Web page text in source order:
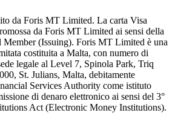
da Foris MT Limited. La carta Visa
da Foris MT Limited ai sensi della
Member (Issuing). Foris MT Limited è una
costituita a Malta, con numero di
legale al Level 7, Spinola Park, Triq
St. Julians, Malta, debitamente
Services Authority come istituto
di denaro elettronico ai sensi del 3°
Act (Electronic Money Institutions).